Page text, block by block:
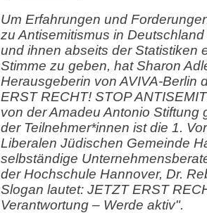
Um Erfahrungen und
zu Antisemitismus in
und ihnen abseits der Statistiken
Stimme zu geben, hat Sharon
Herausgeberin von AVIVA-Berlin
ERST RECHT! STOP
von der Amadeu Antonio Stiftung
der Teilnehmer*innen ist die 1.
Liberalen Jüdischen Gemeinde
selbständige
der Hochschule Hannover, Dr.
Slogan lautet: JETZT ERST
Verantwortung – Werde aktiv".